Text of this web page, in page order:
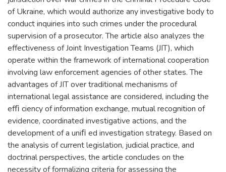
of Ukraine, which would authorize any investigative body to
conduct inquiries into such crimes under the procedural
supervision of a prosecutor. The article also analyzes the
effectiveness of Joint Investigation Teams (JIT), which
operate within the framework of international cooperation
involving law enforcement agencies of other states. The
advantages of JIT over traditional mechanisms of
international legal assistance are considered, including the
efﬁ ciency of information exchange, mutual recognition of
evidence, coordinated investigative actions, and the
development of a uniﬁ ed investigation strategy. Based on
the analysis of current legislation, judicial practice, and
doctrinal perspectives, the article concludes on the
necessity of formalizing criteria for assessing the